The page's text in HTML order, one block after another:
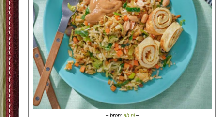
– bron:ah.nl–